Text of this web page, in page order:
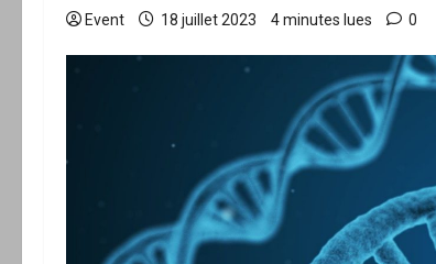
Event 18 juillet 2023 4 minutes lues 0